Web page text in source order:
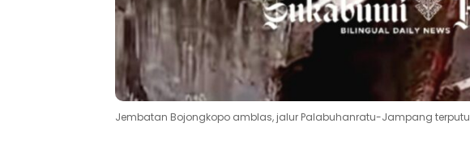
Jembatan Bojongkopo amblas, jalur Palabuhanratu-Jampang